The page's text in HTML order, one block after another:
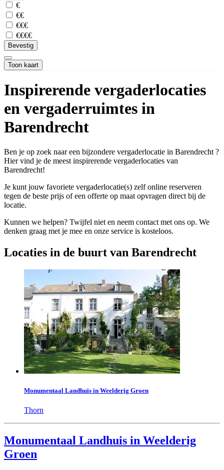
€
€€
€€€
€€€€
Bevestig
Toon kaart
Inspirerende vergaderlocaties
en vergaderruimtes in
Barendrecht
Ben je op zoek naar een bijzondere vergaderlocatie in Barendrecht ?
Hier vind je de meest inspirerende vergaderlocaties van
Barendrecht!
Je kunt jouw favoriete vergaderlocatie(s) zelf online reserveren
tegen de beste prijs of een offerte op maat opvragen direct bij de
locatie.
Kunnen we helpen? Twijfel niet en neem contact met ons op. We
denken graag met je mee en onze service is kosteloos.
Locaties in de buurt van Barendrecht
Monumentaal Landhuis in Weelderig Groen
Thorn
Monumentaal Landhuis in Weelderig
Groen